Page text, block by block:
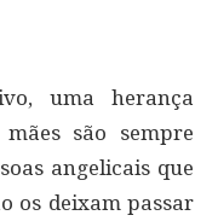
uma herança
são sempre
angelicais que
os deixam passar